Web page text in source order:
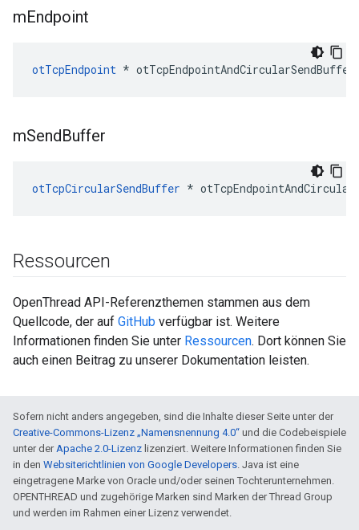
mEndpoint
otTcpEndpoint * otTcpEndpointAndCircularSendBuffer
mSendBuffer
otTcpCircularSendBuffer *
Ressourcen
OpenThread API-Referenzthemen stammen aus dem
Quellcode, der auf GitHub verfügbar ist. Weitere
Informationen finden Sie unter Ressourcen. Dort können Sie
auch einen Beitrag zu unserer Dokumentation leisten.
Sofern nicht anders angegeben, sind die Inhalte dieser Seite unter der
Creative-Commons-Lizenz „Namensnennung 4.0“ und die Codebeispiele
unter derApache 2.0-Lizenz lizenziert. Weitere Informationen finden Sie
in den Websiterichtlinien von Google Developers. Java ist eine
eingetragene Marke von Oracle und/oder seinen Tochterunternehmen.
OPENTHREAD und zugehörige Marken sind Marken der Thread Group
und werden im Rahmen einer Lizenz verwendet.